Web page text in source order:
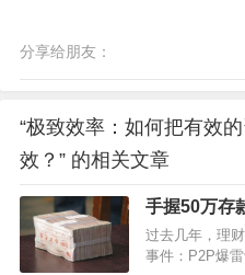
分享给朋友：
“极致效率：如何把有效
效？” 的相关文章
手握50万存
过去几年，理
事件：P2P爆